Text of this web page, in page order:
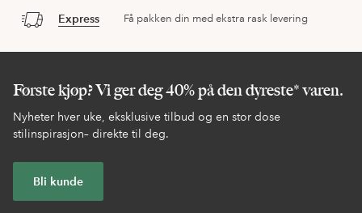
Express Få pakken din med ekstra rask levering
Første kjøp? Vi ger deg 40% på den dyreste* varen.
Nyheter hver uke, eksklusive tilbud og en stor dose
stilinspirasjon– direkte til deg.
Bli kunde